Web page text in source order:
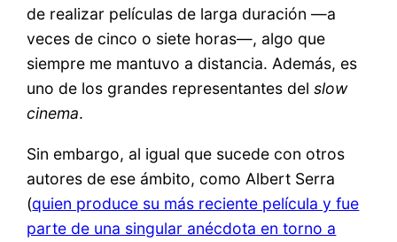
de realizar películas de larga duración —a
veces de cinco o siete horas—, algo que
siempre me mantuvo a distancia. Además, es
uno de los grandes representantes delslow
cinema.
Sin embargo, al igual que sucede con otros
autores de ese ámbito, como Albert Serra
(quien produce su más reciente película y fue
parte de una singular anécdota en torno a